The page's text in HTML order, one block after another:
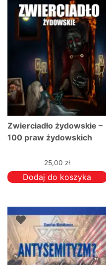
Zwierciadło żydowskie –
100 praw żydowskich
25,00 zł
Dodaj do koszyka